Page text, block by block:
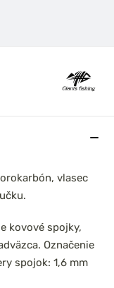
vlasec
kovové spojky,
Označenie
spojok: 1,6 mm